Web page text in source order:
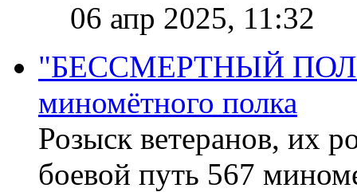
06 апр 2025, 11:32
"БЕССМЕРТНЫЙ ПОЛК
миномётного полка
Розыск ветеранов, их
боевой путь 567